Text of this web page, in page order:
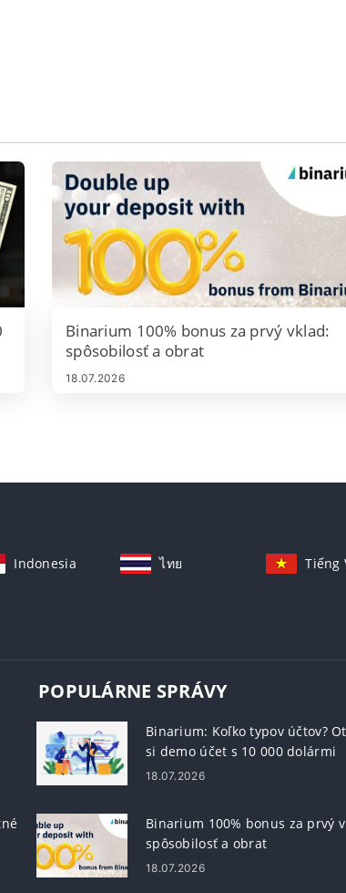
Binarium 100% bonus za prvý vklad:
spôsobilosť a obrat
18.07.2026
Indonesia ไทย Tiếng
POPULÁRNE SPRÁVY
Binarium: Koľko typov účtov?
si demo účet s 10 000 dolármi
18.07.2026
Binarium 100% bonus za prvý
spôsobilosť a obrat
18.07.2026